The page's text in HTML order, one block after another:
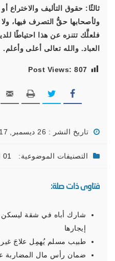
ثالثًا: حقوق التأليف والاختراع
ولأصحابها حقُّ التصرف فيها، ولا
فلعلَّك تتنزه عن هذا احتياطًا
العباد. والله تعالى أعلى وأعلم.
Post Views: 807
تاريخ النشر : 26 ديسمبر, 2017
التصنيفات الموضوعية: 01 البيع
فتاوى ذات صلة:
شارك أباه في شقة ليسكن
إيجارها
طبيب مسلم يُهمِل علاجَ غير
ضمان رأس مال المضاربة